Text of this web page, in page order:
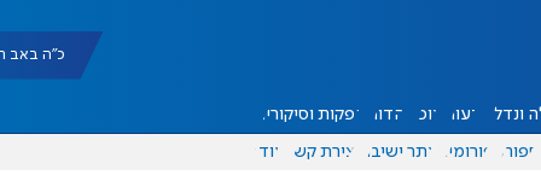
כ"ה באב תשפ"ו
ונדל"ן דעות אוכל יהדות הפקות וסיקורים
ספורט פורומים אתר ישיבה יצירת קשר עוד